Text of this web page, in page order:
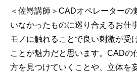
＜佐嵜講師＞CADオペレーターの
いなかったものに巡り合えるお仕
モノに触れることで良い刺激が受
ことが魅力だと思います。CADの
方を見つけていくことや、立体を